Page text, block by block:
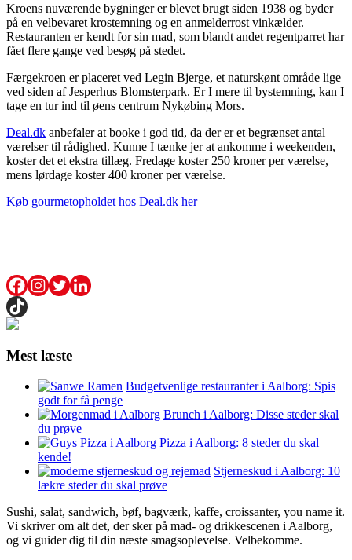
Kroens nuværende bygninger er blevet brugt siden 1938 og byder
på en velbevaret krostemning og en anmelderrost vinkælder.
Restauranten er kendt for sin mad, som blandt andet regentparret har
fået flere gange ved besøg på stedet.
Færgekroen er placeret ved Legin Bjerge, et naturskønt område lige
ved siden af Jesperhus Blomsterpark. Er I mere til bystemning, kan I
tage en tur ind til øens centrum Nykøbing Mors.
Deal.dk anbefaler at booke i god tid, da der er et begrænset antal
værelser til rådighed. Kunne I tænke jer at ankomme i weekenden,
koster det et ekstra tillæg. Fredage koster 250 kroner per værelse,
mens lørdage koster 400 kroner per værelse.
Køb gourmetopholdet hos Deal.dk her
Mest læste
Budgetvenlige restauranter i Aalborg: Spis
godt for få penge
Brunch i Aalborg: Disse steder skal
du prøve
Pizza i Aalborg: 8 steder du skal
kende!
Stjerneskud i Aalborg: 10
lækre steder du skal prøve
Sushi, salat, sandwich, bøf, bagværk, kaffe, croissanter, you name it.
Vi skriver om alt det, der sker på mad- og drikkescenen i Aalborg,
og vi guider dig til din næste smagsoplevelse. Velbekomme.